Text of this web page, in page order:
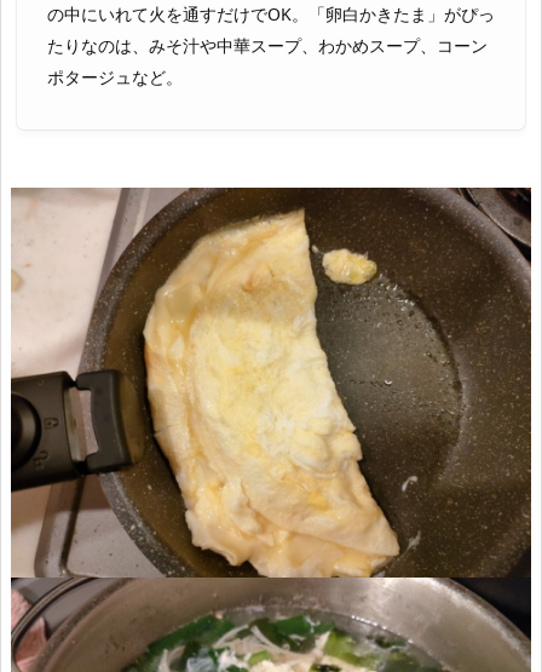
の中にいれて火を通すだけでOK。「卵白かきたま」がぴっ
たりなのは、みそ汁や中華スープ、わかめスープ、コーン
ポタージュなど。